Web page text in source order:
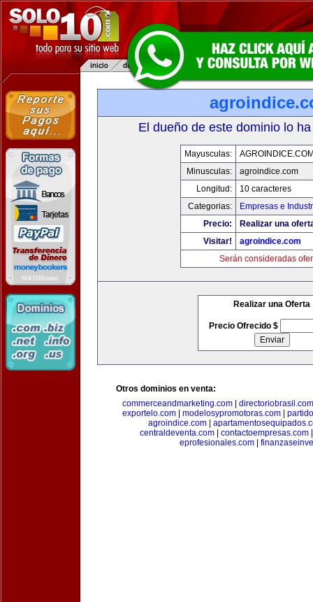
El dueño de este dominio lo
Mayusculas:
Minusculas:
agroindice.com
Longitud:
10 caracteres
Categorias:
Empresas e
Precio:
Realizar una
Visitar!
agroindice.com
Serán consideradas
Realizar una Oferta
Precio Ofrecido $
Otros dominios en venta:
commerceandmarketing.com| directoriobrasil.com
exportelo.com
modelosypromotoras.com
agroindice.com
centraldeventa.com
contactoempresas.com
eprofesionales.com